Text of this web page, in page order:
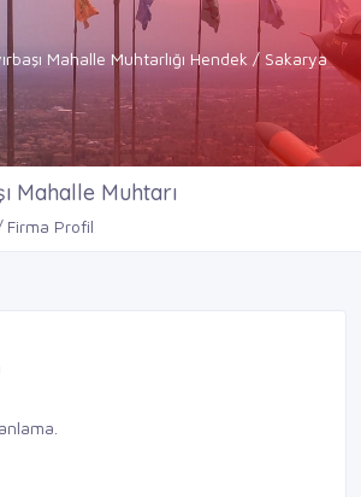
Mahalle Muhtarlığı Hendek / Sakarya
Mahalle Muhtarı
Firma Profil